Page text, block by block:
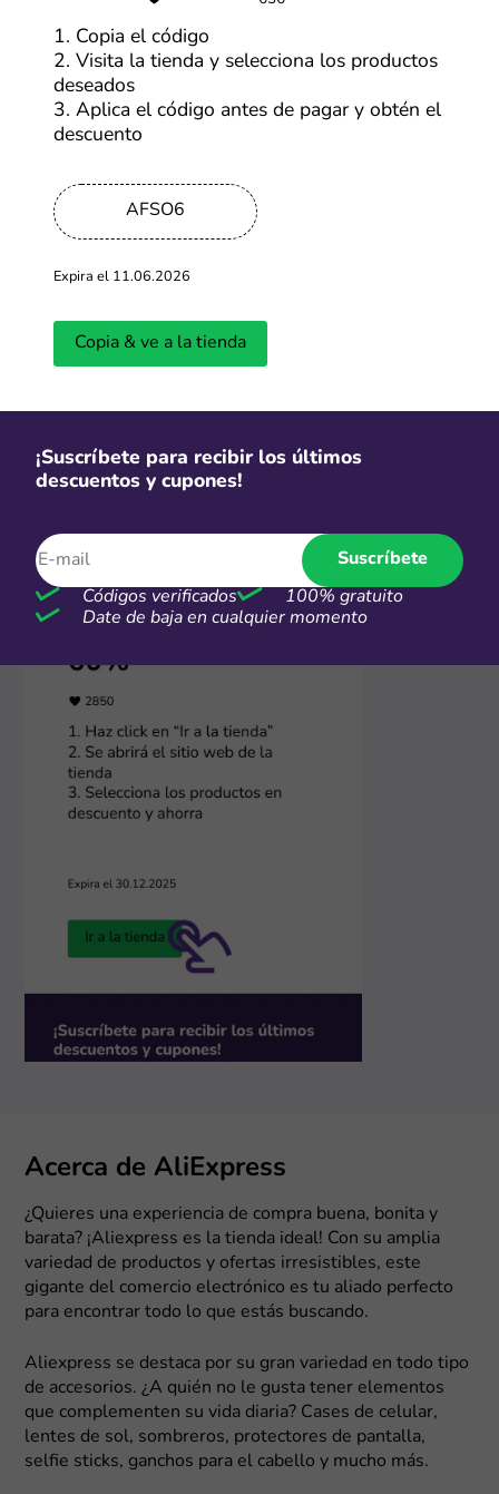
2. Conoce los detalles y visita la tienda
Se abrirá una ventana con mayor información de la
oferta y debes hacer clic en “Ir a la tienda”. En cuestión
de segundos, serás redirigido a la página web de
resumen de tu compra para saber que tu descuento
está siendo aplicado. Con estos sencillos pasos,
AliExpress será más fácil que nunca. ¡Ahorra en grande
Acerca de AliExpress
¿Quieres una experiencia de compra buena, bonita y
barata? ¡Aliexpress es la tienda ideal! Con su amplia
variedad de productos y ofertas irresistibles, este
gigante del comercio electrónico es tu aliado perfecto
para encontrar todo lo que estás buscando.
Aliexpress se destaca por su gran variedad en todo tipo
de accesorios. ¿A quién no le gusta tener elementos
que complementen su vida diaria? Cases de celular,
lentes de sol, sombreros, protectores de pantalla,
selfie sticks, ganchos para el cabello y mucho más.
1. Copia el código
2. Visita la tienda y selecciona los productos
deseados
3. Aplica el código antes de pagar y obtén el
descuento
AFSO6
Expira el 11.06.2026
Copia & ve a la tienda
¡Suscríbete para recibir los últimos
descuentos y cupones!
Suscríbete
Códigos verificados
100% gratuito
Date de baja en cualquier momento